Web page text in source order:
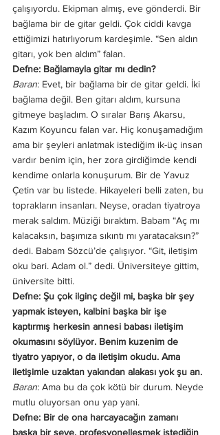
çalışıyordu. Ekipman almış, eve gönderdi. Bir
bağlama bir de gitar geldi. Çok ciddi kavga
ettiğimizi hatırlıyorum kardeşimle. “Sen aldın
gitarı, yok ben aldım” falan.
Defne: Bağlamayla gitar mı dedin?
Baran: Evet, bir bağlama bir de gitar geldi. İki
bağlama değil. Ben gitarı aldım, kursuna
gitmeye başladım. O sıralar Barış Akarsu,
Kazım Koyuncu falan var. Hiç konuşamadığım
ama bir şeyleri anlatmak istediğim ik-üç insan
vardır benim için, her zora girdiğimde kendi
kendime onlarla konuşurum. Bir de Yavuz
Çetin var bu listede. Hikayeleri belli zaten, bu
toprakların insanları. Neyse, oradan tiyatroya
merak saldım. Müziği bıraktım. Babam “Aç mı
kalacaksın, başımıza sıkıntı mı yaratacaksın?”
dedi. Babam Sözcü’de çalışıyor. “Git, iletişim
oku bari. Adam ol.” dedi. Üniversiteye gittim,
üniversite bitti.
Defne: Şu çok ilginç değil mi, başka bir şey
yapmak isteyen, kalbini başka bir işe
kaptırmış herkesin annesi babası iletişim
okumasını söylüyor. Benim kuzenim de
tiyatro yapıyor, o da iletişim okudu. Ama
iletişimle uzaktan yakından alakası yok şu an.
Baran: Ama bu da çok kötü bir durum. Neyde
mutlu oluyorsan onu yap yani.
Defne: Bir de ona harcayacağın zamanı
başka bir şeye, profesyonelleşmek istediğin